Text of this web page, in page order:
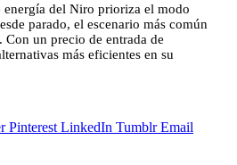
energía del Niro prioriza el modo
parado, el escenario más común
un precio de entrada de
más eficientes en su
Pinterest LinkedIn Tumblr Email